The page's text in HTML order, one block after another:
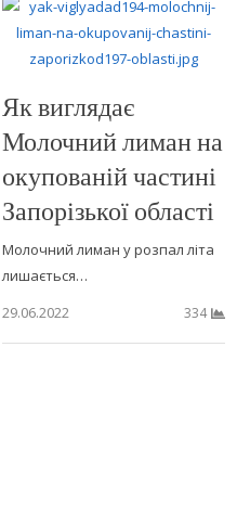
Як виглядає
Молочний лиман на
окупованій частині
Запорізької області
Молочний лиман у розпал літа
лишається…
29.06.2022
334